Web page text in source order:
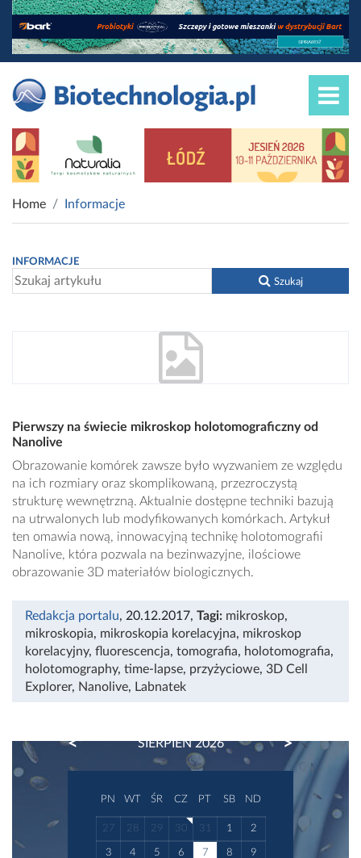
Home Informacje
INFORMACJE
Szukaj
Pierwszy na świecie mikroskop holotomograficzny od
Nanolive
Obrazowanie komórek zawsze było wyzwaniem ze względu
na ich rozmiary oraz skomplikowaną, przezroczystą
strukturę wewnętrzną. Aktualnie dostępne techniki bazują
na utrwalonych lub modyfikowanych komórkach. Artykuł
ten omawia nową, innowacyjną technikę holotomografii
Nanolive, która pozwala na bezinwazyjne, ilościowe
obrazowanie 3D materiałów biologicznych.
Redakcja portalu, 20.12.2017, Tagi: mikroskop,
mikroskopia, mikroskopia korelacyjna, mikroskop
korelacyjny, fluorescencja, tomografia, holotomografia,
holotomography, time-lapse, przyżyciowe, 3D Cell
Explorer, Nanolive, Labnatek
SIERPIEŃ 2026
PREVIOUS NEXT
PN WT ŚR CZ PT SB ND
27 28 29 30 31 1 2
3 4 5 6 7 8 9